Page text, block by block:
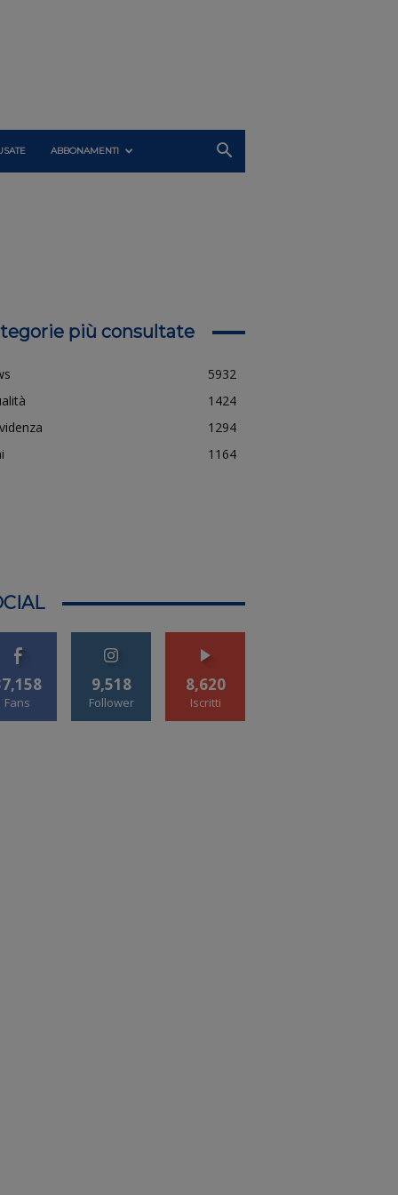
ABBONAMENTI
più consultate
5932
1424
1294
1164
Fans
9,518
Follower
8,620
Iscritti